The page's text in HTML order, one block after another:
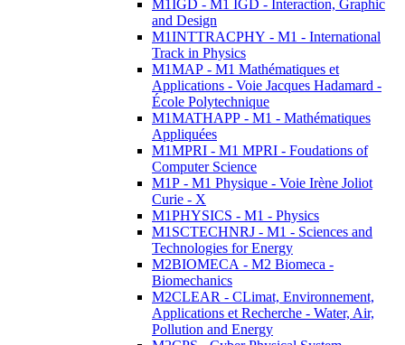
M1IGD - M1 IGD - Interaction, Graphic
and Design
M1INTTRACPHY - M1 - International
Track in Physics
M1MAP - M1 Mathématiques et
Applications - Voie Jacques Hadamard -
École Polytechnique
M1MATHAPP - M1 - Mathématiques
Appliquées
M1MPRI - M1 MPRI - Foudations of
Computer Science
M1P - M1 Physique - Voie Irène Joliot
Curie - X
M1PHYSICS - M1 - Physics
M1SCTECHNRJ - M1 - Sciences and
Technologies for Energy
M2BIOMECA - M2 Biomeca -
Biomechanics
M2CLEAR - CLimat, Environnement,
Applications et Recherche - Water, Air,
Pollution and Energy